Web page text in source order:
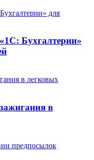
Бухгалтерии»
в